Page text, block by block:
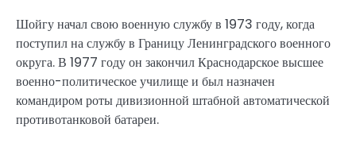
Шойгу начал свою военную службу в 1973 году, когда
поступил на службу в Границу Ленинградского военного
округа. В 1977 году он закончил Краснодарское высшее
военно-политическое училище и был назначен
командиром роты дивизионной штабной автоматической
противотанковой батареи.